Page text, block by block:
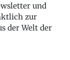
und
zur
der Welt der